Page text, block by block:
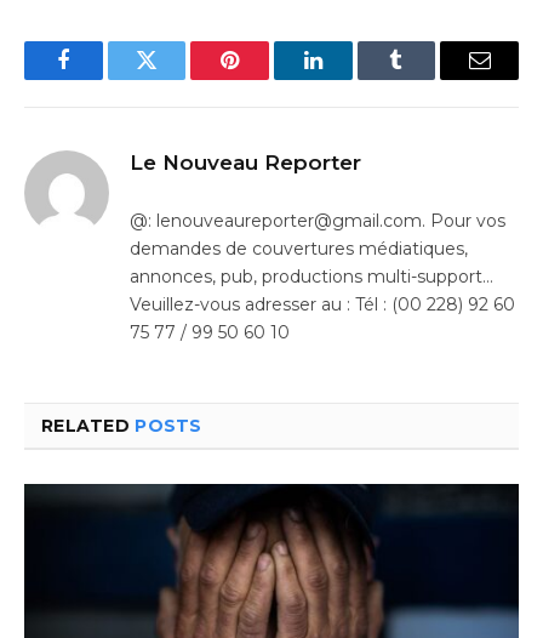
FacebookTwitter Pinterest LinkedInTumblr Email
Le Nouveau Reporter
@: lenouveaureporter@gmail.com. Pour vos
demandes de couvertures médiatiques,
annonces, pub, productions multi-support…
Veuillez-vous adresser au : Tél : (00 228) 92 60
75 77 / 99 50 60 10
RELATED POSTS